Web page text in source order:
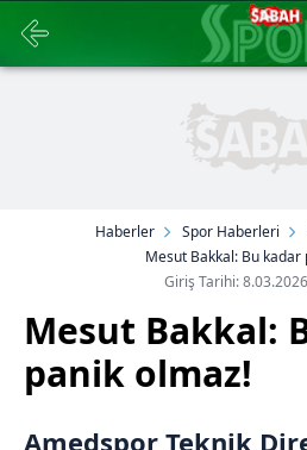
Haberler Spor Haberleri
Mesut Bakkal: Bu kadar
Giriş Tarihi: 8.03.2026
Mesut Bakkal:
panik olmaz!
Amedspor Teknik